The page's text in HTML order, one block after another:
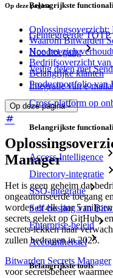
Belangrijkste
Geïntegreerde TOTP
Noodtoegang
Veilig delen met Send
Integratie van e-
Cross-platform op
Belangrijkste
Access Intelligence
Directory-integratie
SSO-integratie
Self-hosting van
Enterprise-beleid
Accountherstel
Belangrijkste tools
Op deze pagina
Oplossingsoverzicht:
Waarom Bitwarden
Hoe het zich
Bedrijfsoverzicht
Belangrijke klanten
Productportfolio van
Op deze pagina
Manager
Het is geen geheim dat
ongeautoriseerde toegang
worden er elk jaar 5
secrets gelekt op GitHub,
secrets-lekken naar
zullen bedragen in 2025.
Bitwarden Secrets Manager
voor secretsbeheer